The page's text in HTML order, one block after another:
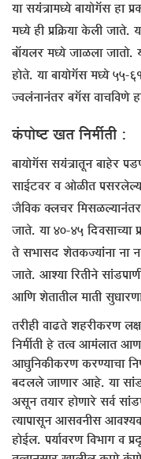
µÖÖ ÃÖµÖÓ¡ÖÖ´Ö¬µÖê ²ÖÖµÖÖêÝÖòÃÖ
´Ö¬µÖê Æüß ¯ÖÏ×ÛÎúµÖÖ Ûêú»Öß •ÖÖŸÖê.
²ÖÖòµÖ»Ö¸ü ´Ö¬µÖê •ÖÖôû»ÖÖ
ÆüÖêŸÖê. µÖÖ ²ÖÖµÖÖêÝÖòÃÖ ´Ö¬µÖê
•¾Ö»ÖÓ®ÖÖ®ÖÓŸÖ¸ü ²ÖÝÖòÃÖ ¾ÖÖ“Ö×¾ÖÞÖê
ÛÓú¯ÖÖêÂ™ü ÜÖŸÖ ×®Ö´ÖáŸÖß :
²ÖÖµÖÖêÝÖòÃÖ ÃÖµÖÓ¡ÖÖŸÖæ®Ö ²ÖÖÆêü¸ü
ÃÖÖ‡Ô™ü¾Ö¸ü ¾Ö †ÖêôûßŸÖ
•Öî×¾ÖÛú Œ»Ö“Ö¸ü ×´ÖÃÖôû»µÖÖ®ÖÓŸÖ¸ü
•ÖÖŸÖê. µÖÖ 40-45 ×¤ü¾ÖÃÖÖ“µÖÖ
ŸÖê ÃÖ³ÖÖÃÖ¤ü ¿ÖêŸÖÛú•µÖÖÓ®ÖÖ ®ÖÖ
•ÖÖŸÖê. †Ö¿µÖÖ ×¸üŸÖß®Öê
†Ö×ÞÖ ¿ÖêŸÖÖŸÖß»Ö ´ÖÖŸÖß
ŸÖ¸üßÆüß ¾ÖÖœüŸÖê ¿ÖÆü¸üßÛú¸üÞÖ
×®Ö´ÖáŸÖß Æêü ŸÖŸ¾Ö †Ö´ÖÓ»ÖÖŸÖ
†Ö¬Öã×®ÖÛúßÛú¸üÞÖ Ûú¸üÞµÖÖ“ÖÖ
²Ö¤ü»Ö»Öê •ÖÖÞÖÖ¸ü †ÖÆêü. µÖÖ
†ÃÖæ®Ö ŸÖµÖÖ¸ü ÆüÖêÞÖÖ¸êü ÃÖ¾ÖÔ
ŸµÖÖ¯ÖÖÃÖæ®Ö †ÖÃÖ¾Ö®ÖßÃÖ
ÆüÖê‡Ô»Ö. ¯ÖµÖÖÔ¾Ö¸üÞÖ ×¾Ö³ÖÖÝÖ ¾Ö